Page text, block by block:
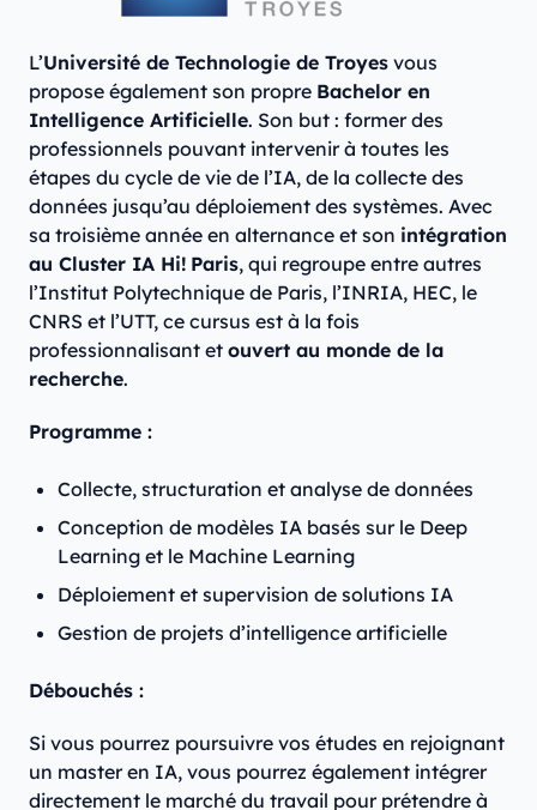
L’Université de Technologie de Troyes vous
propose également son propre Bachelor en
Intelligence Artificielle. Son but : former des
professionnels pouvant intervenir à toutes les
étapes du cycle de vie de l’IA, de la collecte des
données jusqu’au déploiement des systèmes. Avec
sa troisième année en alternance et son intégration
au Cluster IA Hi! Paris, qui regroupe entre autres
l’Institut Polytechnique de Paris, l’INRIA, HEC, le
CNRS et l’UTT, ce cursus est à la fois
professionnalisant et ouvert au monde de la
recherche.
Programme :
Collecte, structuration et analyse de données
Conception de modèles IA basés sur le Deep
Learning et le Machine Learning
Déploiement et supervision de solutions IA
Gestion de projets d’intelligence artificielle
Débouchés :
Si vous pourrez poursuivre vos études en rejoignant
un master en IA, vous pourrez également intégrer
directement le marché du travail pour prétendre à